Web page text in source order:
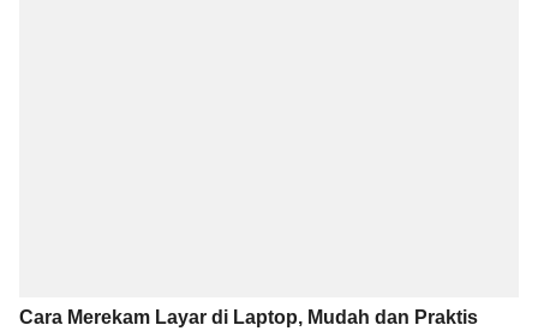
Cara Merekam Layar di Laptop, Mudah dan Praktis